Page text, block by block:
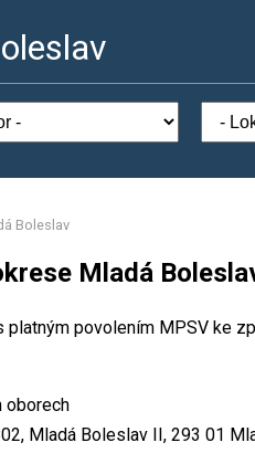
Boleslav
Mladá
platným povolením MPSV ke
oborech
Mladá Boleslav II, 293 01